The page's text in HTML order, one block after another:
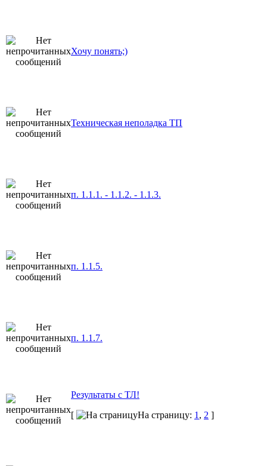
Хочу понять;)
Техническая неполадка ТП
п. 1.1.1. - 1.1.2. - 1.1.3.
п. 1.1.5.
п. 1.1.7.
Результаты с ТЛ!
[
На страницу: 1 , 2 ]